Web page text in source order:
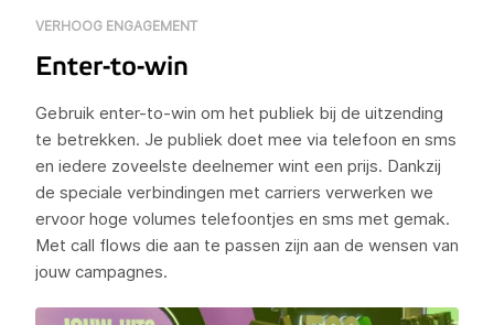
VERHOOG ENGAGEMENT
Enter-to-win
Gebruik enter-to-win om het publiek bij de uitzending
te betrekken. Je publiek doet mee via telefoon en sms
en iedere zoveelste deelnemer wint een prijs. Dankzij
de speciale verbindingen met carriers verwerken we
ervoor hoge volumes telefoontjes en sms met gemak.
Met call flows die aan te passen zijn aan de wensen van
jouw campagnes.